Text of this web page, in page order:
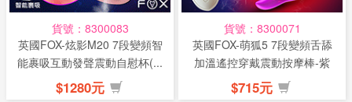
貨號：8300083
英國FOX-炫影M20 7段變頻智
能裹吸互動發聲震動自慰杯(...
$1280元
貨號：8300071
英國FOX-萌狐5 7段變頻舌舔
加溫遙控穿戴震動按摩棒-紫
(...
$715元